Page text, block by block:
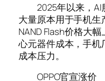
2025年以来，AI
大量原本用于手机生
NAND Flash价格大
心元器件成本，手
成本压力。
OPPO官宣涨价